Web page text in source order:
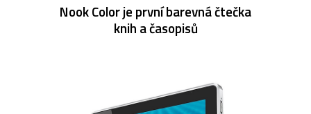
Nook Color je první barevná čtečka
knih a časopisů